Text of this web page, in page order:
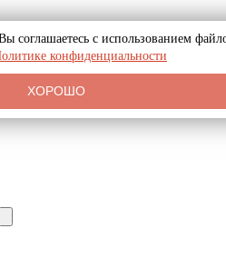
соглашаетесь с использованием
конфиденциальности
ХОРОШО